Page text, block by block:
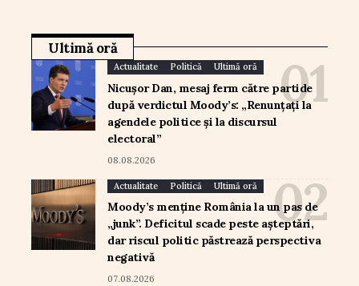
Ultimă oră
Actualitate Politică Ultimă oră
Nicușor Dan, mesaj ferm către partide
după verdictul Moody’s: „Renunțați la
agendele politice și la discursul
electoral”
08.08.2026
Actualitate Politică Ultimă oră
Moody’s menține România la un pas de
„junk”. Deficitul scade peste așteptări,
dar riscul politic păstrează perspectiva
negativă
07.08.2026